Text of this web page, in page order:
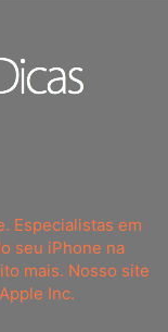
Especialistas em
seu iPhone na
mais. Nosso site
Inc.